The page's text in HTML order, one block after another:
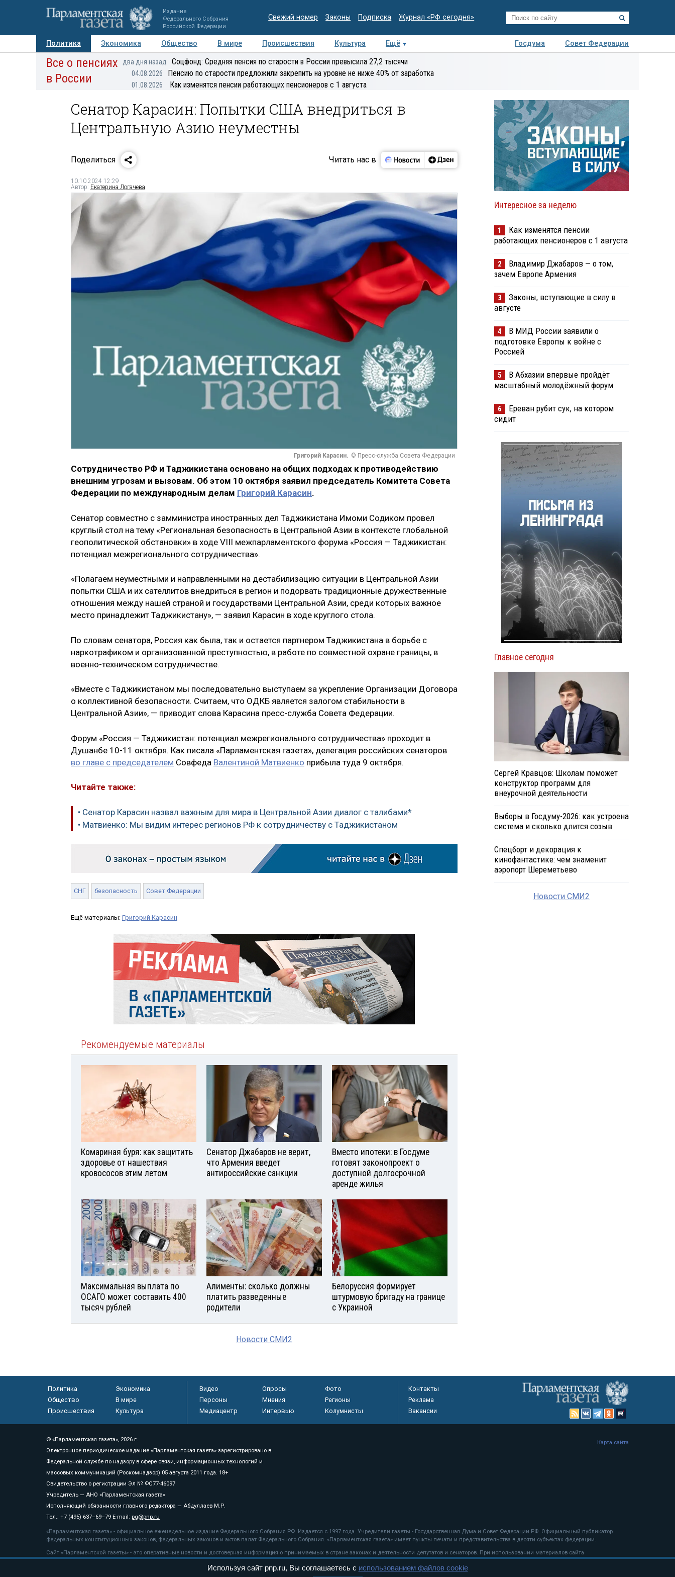
Издание
Федерального Собрания
Российской Федерации
Свежий номер Законы Подписка Журнал «РФ сегодня»
Политика Экономика Общество В мире Происшествия Культура Ещё Госдума
Совет Федерации
Авторы Персоны Мнения Регионы Медиацентр Интервью Колумнисты
Все о пенсиях
в России
два дня назад Соцфонд: Средняя пенсия по старости в России превысила 27,2 тысячи
04.08.2026 Пенсию по старости предложили закрепить на уровне не ниже 40% от заработка
01.08.2026 Как изменятся пенсии работающих пенсионеров с 1 августа
Сенатор Карасин: Попытки США внедриться в
Центральную Азию неуместны
Поделиться Читать нас в
10.10.2024 12:29
Автор: Екатерина Логачева
Григорий Карасин. © Пресс-служба Совета Федерации
Сотрудничество РФ и Таджикистана основано на общих подходах к противодействию
внешним угрозам и вызовам. Об этом 10 октября заявил председатель Комитета Совета
Федерации по международным делам Григорий Карасин.
Сенатор совместно с замминистра иностранных дел Таджикистана Имоми Содиком провел
круглый стол на тему «Региональная безопасность в Центральной Азии в контексте глобальной
геополитической обстановки» в ходе VIII межпарламентского форума «Россия — Таджикистан:
потенциал межрегионального сотрудничества».
«Полагаем неуместными и направленными на дестабилизацию ситуации в Центральной Азии
попытки США и их сателлитов внедриться в регион и подорвать традиционные дружественные
отношения между нашей страной и государствами Центральной Азии, среди которых важное
место принадлежит Таджикистану», — заявил Карасин в ходе круглого стола.
По словам сенатора, Россия как была, так и остается партнером Таджикистана в борьбе с
наркотрафиком и организованной преступностью, в работе по совместной охране границы, в
военно-техническом сотрудничестве.
«Вместе с Таджикистаном мы последовательно выступаем за укрепление Организации Договора
о коллективной безопасности. Считаем, что ОДКБ является залогом стабильности в
Центральной Азии», — приводит слова Карасина пресс-служба Совета Федерации.
Форум «Россия — Таджикистан: потенциал межрегионального сотрудничества» проходит в
Душанбе 10-11 октября. Как писала «Парламентская газета», делегация российских сенаторов
во главе с председателем Совфеда Валентиной Матвиенко прибыла туда 9 октября.
Читайте также:
• Сенатор Карасин назвал важным для мира в Центральной Азии диалог с талибами*
• Матвиенко: Мы видим интерес регионов РФ к сотрудничеству с Таджикистаном
СНГ безопасность Совет Федерации
Ещё материалы: Григорий Карасин
Рекомендуемые материалы
Комариная буря: как защитить
здоровье от нашествия
кровососов этим летом
Сенатор Джабаров не верит,
что Армения введет
антироссийские санкции
Вместо ипотеки: в Госдуме
готовят законопроект о
доступной долгосрочной
аренде жилья
Максимальная выплата по
ОСАГО может составить 400
тысяч рублей
Алименты: сколько должны
платить разведенные
родители
Белоруссия формирует
штурмовую бригаду на границе
с Украиной
Новости СМИ2
Интересное за неделю
1
Как изменятся пенсии
работающих пенсионеров с 1 августа
2
Владимир Джабаров — о том,
зачем Европе Армения
3
Законы, вступающие в силу в
августе
4
В МИД России заявили о
подготовке Европы к войне с
Россией
5
В Абхазии впервые пройдёт
масштабный молодёжный форум
6
Ереван рубит сук, на котором
сидит
Главное сегодня
Сергей Кравцов: Школам поможет
конструктор программ для
внеурочной деятельности
Выборы в Госдуму-2026: как устроена
система и сколько длится созыв
Спецборт и декорация к
кинофантастике: чем знаменит
аэропорт Шереметьево
Новости СМИ2
Политика
Экономика
Общество
В мире
Происшествия
Культура
Видео Опросы
Фото
Персоны
Мнения
Регионы
Медиацентр
Интервью Колумнисты
Контакты
Реклама
Вакансии
© «Парламентская газета», 2026 г.
Электронное периодическое издание «Парламентская газета» зарегистрировано в
Федеральной службе по надзору в сфере связи, информационных технологий и
массовых коммуникаций (Роскомнадзор) 05 августа 2011 года. 18+
Свидетельство о регистрации Эл № ФС77-46097
Учредитель — АНО «Парламентская газета»
Исполняющий обязанности главного редактора — Абдуллаев М.Р.
Тел.: +7 (495) 637–69–79 E-mail: pg@pnp.ru
«Парламентская газета» - официальное еженедельное издание Федерального Собрания РФ. Издается с 1997 года. Учредители газеты - Государственная Дума и Совет Федерации РФ. Официальный публикатор
федеральных конституционных законов, федеральных законов и актов палат Федерального Собрания. «Парламентская газета» имеет пункты печати и представительства в десяти субъектах федерации.
Сайт «Парламентской газеты» - это оперативные новости и достоверная информация о принимаемых в стране законах и деятельности депутатов и сенаторов. При использовании материалов сайта
«Парламентской газеты» активная ссылка на pnp.ru обязательна.
рекомендательные технологии
Карта сайта
Используя сайт pnp.ru, Вы соглашаетесь с использованием файлов cookie